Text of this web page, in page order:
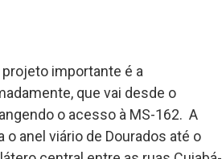
importante é a
que vai desde o
o acesso à MS-162. A
anel viário de Dourados até o